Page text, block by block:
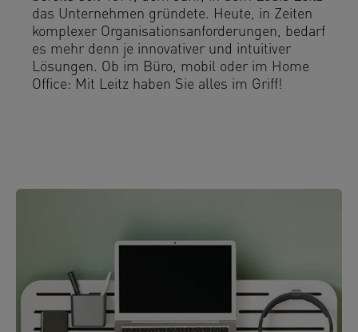
das Unternehmen gründete. Heute, in Zeiten
komplexer Organisationsanforderungen, bedarf
es mehr denn je innovativer und intuitiver
Lösungen. Ob im Büro, mobil oder im Home
Office: Mit Leitz haben Sie alles im Griff!